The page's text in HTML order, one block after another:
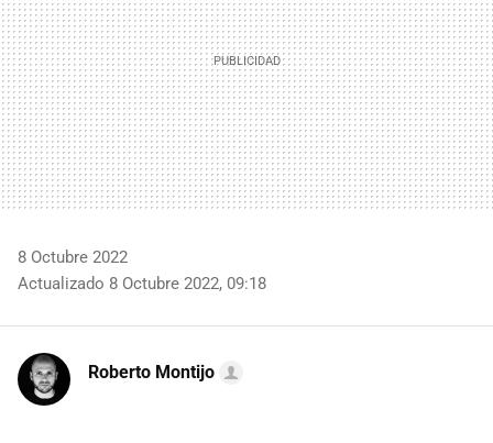
8 Octubre 2022
Actualizado 8 Octubre 2022, 09:18
Roberto Montijo